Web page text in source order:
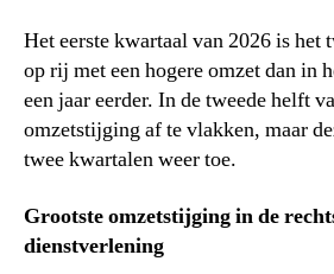
Het eerste kwartaal van 2026 is
op rij met een hogere omzet dan in
een jaar eerder. In de tweede helft
omzetstijging af te vlakken, maar
twee kwartalen weer toe.
Grootste omzetstijging in de
dienstverlening